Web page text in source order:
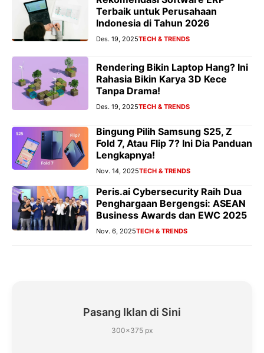
Terbaik untuk Perusahaan
Indonesia di Tahun 2026
Des. 19, 2025TECH & TRENDS
Rendering Bikin Laptop Hang? Ini
Rahasia Bikin Karya 3D Kece
Tanpa Drama!
Des. 19, 2025TECH & TRENDS
Bingung Pilih Samsung S25, Z
Fold 7, Atau Flip 7? Ini Dia Panduan
Lengkapnya!
Nov. 14, 2025TECH & TRENDS
Peris.ai Cybersecurity Raih Dua
Penghargaan Bergengsi: ASEAN
Business Awards dan EWC 2025
Nov. 6, 2025TECH & TRENDS
Pasang Iklan di Sini
300×375 px